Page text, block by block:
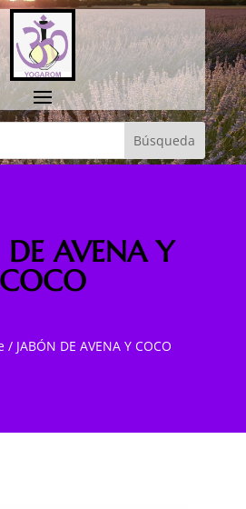
DE AVENA Y
COCO
/ JABÓN DE AVENA Y COCO